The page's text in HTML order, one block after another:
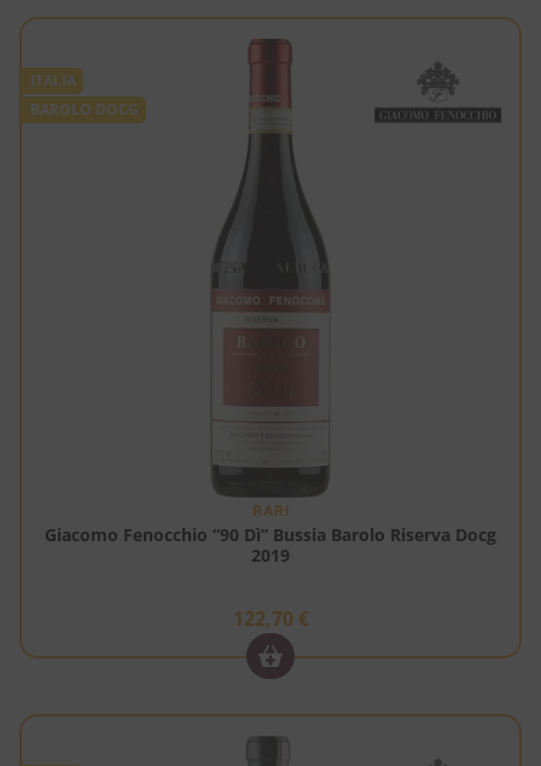
ITALIA
BAROLO DOCG
RARI
Giacomo Fenocchio “90 Dì” Bussia Barolo Riserva Docg
2019
122,70 €